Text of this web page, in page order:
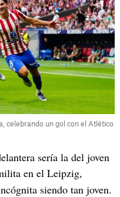
celebrando un gol con el Atlético
sería la del joven
en el Leipzig,
siendo tan joven.